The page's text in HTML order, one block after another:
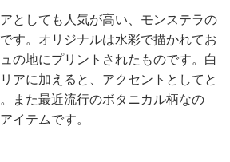
としても人気が高い、モンステラの
す。オリジナルは水彩で描かれてお
の地にプリントされたものです。白
アに加えると、アクセントとしてと
また最近流行のボタニカル柄なの
イテムです。